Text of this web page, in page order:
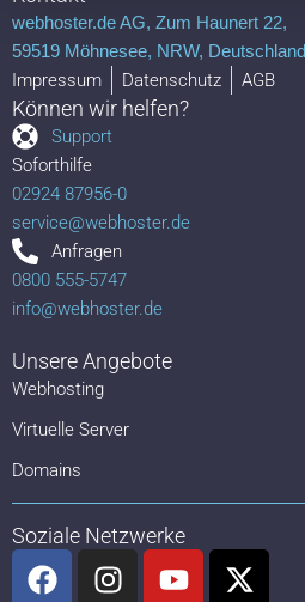
webhoster.de AG, Zum Haunert 22,
59519 Möhnesee, NRW, Deutschland
Impressum Datenschutz AGB
Können wir helfen?
Support
Soforthilfe
02924 87956-0
service@webhoster.de
Anfragen
0800 555-5747
info@webhoster.de
Unsere Angebote
Webhosting
Virtuelle Server
Domains
Soziale Netzwerke
F
a
I
n
Y
o
X
-